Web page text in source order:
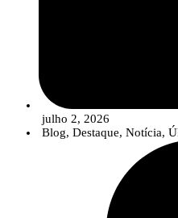
para facilitar o acesso da
promover uma comunicação mais
desafios e a inovação na agricultura.
Num contexto em que temas como
doenças emergentes, as biosoluções
importância crescente, o InPP
seja sustentado por conhecimento
julho 2, 2026
Blog, Destaque, Notícia,